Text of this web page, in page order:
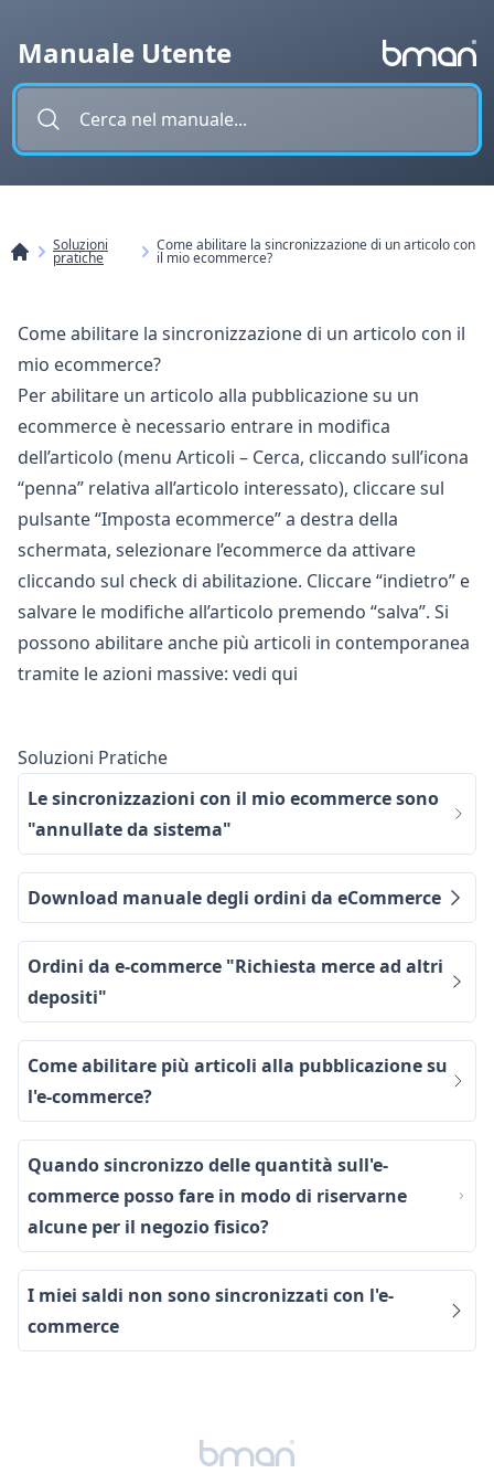
Manuale Utente
Soluzioni
pratiche
Come abilitare la sincronizzazione di un articolo con
il mio ecommerce?
Come abilitare la sincronizzazione di un articolo con il
mio ecommerce?
Per abilitare un articolo alla pubblicazione su un
ecommerce è necessario entrare in modifica
dell’articolo (menu Articoli – Cerca, cliccando sull’icona
“penna” relativa all’articolo interessato), cliccare sul
pulsante “Imposta ecommerce” a destra della
schermata, selezionare l’ecommerce da attivare
cliccando sul check di abilitazione. Cliccare “indietro” e
salvare le modifiche all’articolo premendo “salva”. Si
possono abilitare anche più articoli in contemporanea
tramite le azioni massive: vedi qui
Soluzioni Pratiche
Le sincronizzazioni con il mio ecommerce sono
"annullate da sistema"
Download manuale degli ordini da eCommerce
Ordini da e-commerce "Richiesta merce ad altri
depositi"
Come abilitare più articoli alla pubblicazione su
l'e-commerce?
Quando sincronizzo delle quantità sull'e-
commerce posso fare in modo di riservarne
alcune per il negozio fisico?
I miei saldi non sono sincronizzati con l'e-
commerce